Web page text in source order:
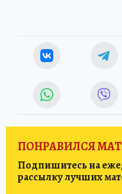
ПОНРАВИЛСЯ
Подпишитесь на
рассылку лучших